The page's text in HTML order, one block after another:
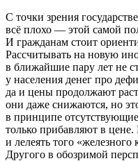
С точки зрения
всё плохо — этой самой
И гражданам стоит
Рассчитывать на новую
в ближайшие пару лет не
у населения денег про
да и цены продолжают
они даже снижаются, но
в принципе
только прибавляют в
и лелеять того «железного
Другого в обозримой